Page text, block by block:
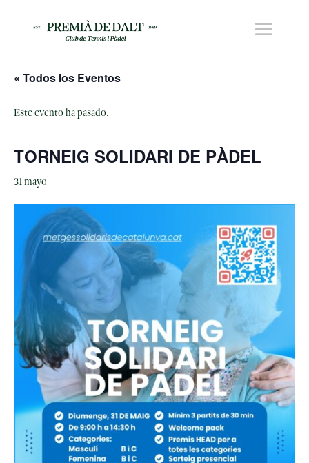
« Todos los Eventos
Este evento ha pasado.
TORNEIG SOLIDARI DE PÀDEL
31 mayo